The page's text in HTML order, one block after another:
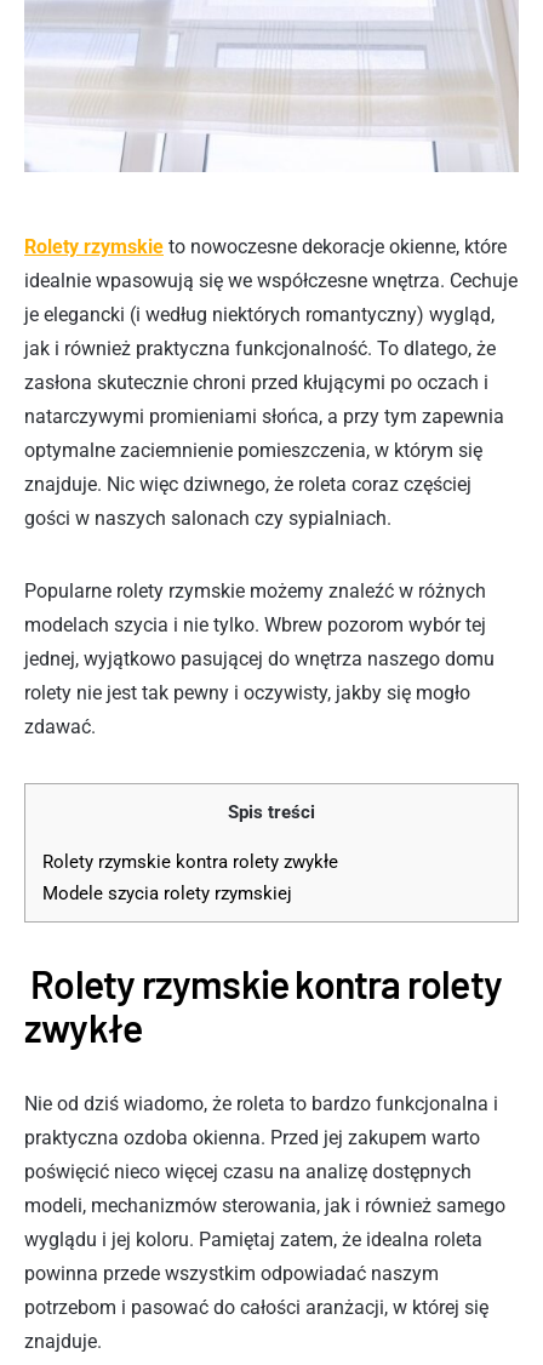
Rolety rzymskie to nowoczesne dekoracje okienne, które
idealnie wpasowują się we współczesne wnętrza. Cechuje
je elegancki (i według niektórych romantyczny) wygląd,
jak i również praktyczna funkcjonalność. To dlatego, że
zasłona skutecznie chroni przed kłującymi po oczach i
natarczywymi promieniami słońca, a przy tym zapewnia
optymalne zaciemnienie pomieszczenia, w którym się
znajduje. Nic więc dziwnego, że roleta coraz częściej
gości w naszych salonach czy sypialniach.
Popularne rolety rzymskie możemy znaleźć w różnych
modelach szycia i nie tylko. Wbrew pozorom wybór tej
jednej, wyjątkowo pasującej do wnętrza naszego domu
rolety nie jest tak pewny i oczywisty, jakby się mogło
zdawać.
Spis treści
Rolety rzymskie kontra rolety zwykłe
Modele szycia rolety rzymskiej
Rolety rzymskie kontra rolety
zwykłe
Nie od dziś wiadomo, że roleta to bardzo funkcjonalna i
praktyczna ozdoba okienna. Przed jej zakupem warto
poświęcić nieco więcej czasu na analizę dostępnych
modeli, mechanizmów sterowania, jak i również samego
wyglądu i jej koloru. Pamiętaj zatem, że idealna roleta
powinna przede wszystkim odpowiadać naszym
potrzebom i pasować do całości aranżacji, w której się
znajduje.